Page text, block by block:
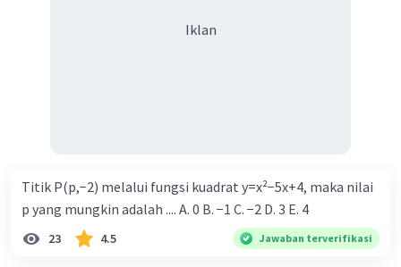
Iklan
Titik P(p,−2) melalui fungsi kuadrat y=x²−5x+4, maka nilai
p yang mungkin adalah .... A. 0 B. −1 C. −2 D. 3 E. 4
23 4.5 Jawaban terverifikasi